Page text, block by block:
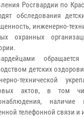
Росгвардии по
обследования
инженерно-
охранных
детских
технической
актов, в том
наличие
телефонной связи